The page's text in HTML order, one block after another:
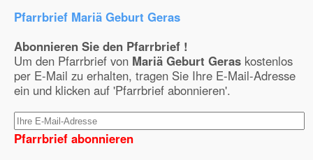
Pfarrbrief Mariä Geburt Geras
Abonnieren Sie den Pfarrbrief !
Um den Pfarrbrief von Mariä Geburt Geras kostenlos
per E-Mail zu erhalten, tragen Sie Ihre E-Mail-Adresse
ein und klicken auf 'Pfarrbrief abonnieren'.
Pfarrbrief abonnieren